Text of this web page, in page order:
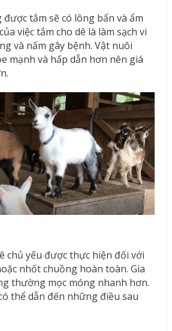
tắm sẽ có lông bẩn và ẩm
việc tắm cho dê là làm sạch vi
và nấm gây bệnh. Vật nuôi
mạnh và hấp dẫn hơn nên giá
chủ yếu được thực hiện đối với
nhốt chuồng hoàn toàn. Gia
thường mọc móng nhanh hơn.
thể dẫn đến những điều sau